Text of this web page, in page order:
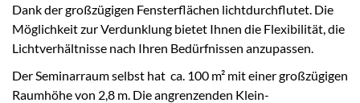
Dank der großzügigen Fensterflächen lichtdurchflutet. Die
Möglichkeit zur Verdunklung bietet Ihnen die Flexibilität, die
Lichtverhältnisse nach Ihren Bedürfnissen anzupassen.
Der Seminarraum selbst hat ca. 100 m² mit einer großzügigen
Raumhöhe von 2,8 m. Die angrenzenden Klein-